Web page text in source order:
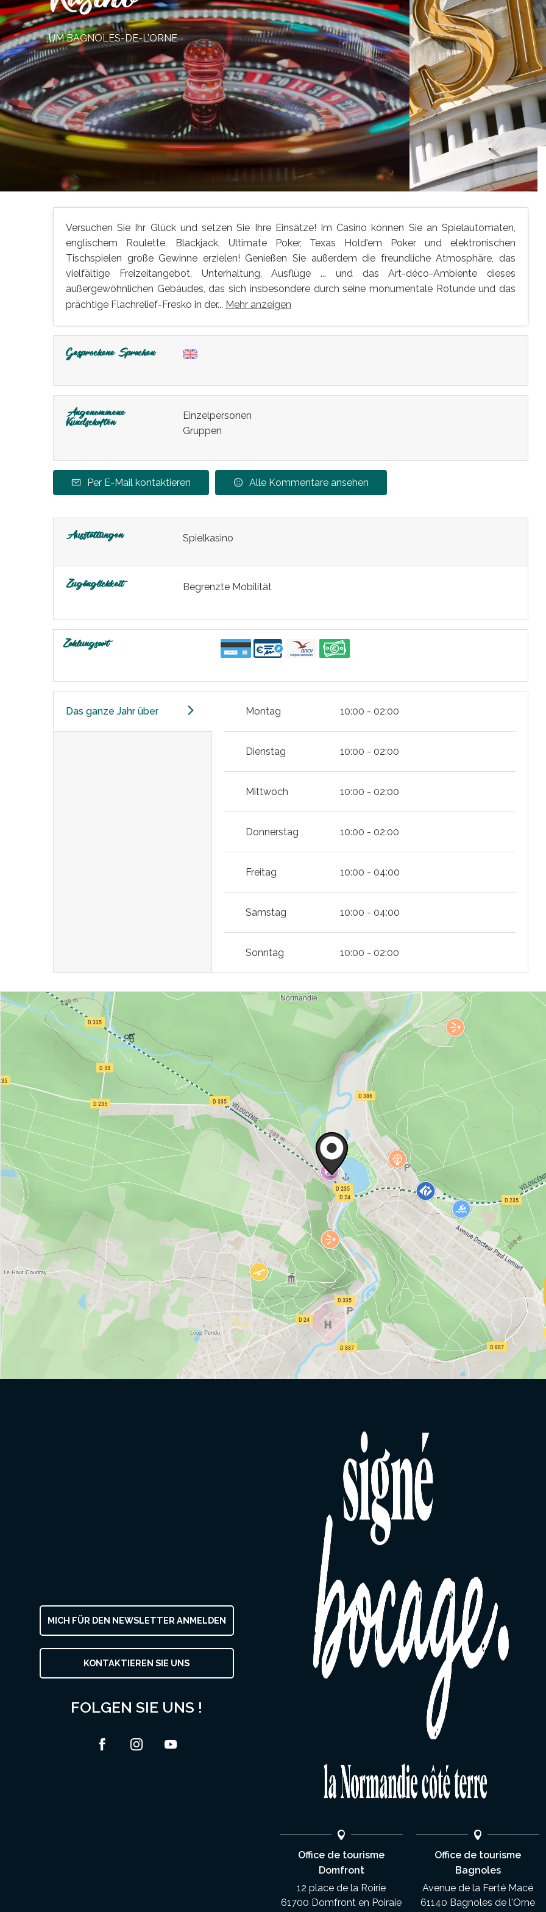
UM BAGNOLES-DE-L'ORNE
Versuchen Sie Ihr Glück und setzen Sie Ihre Einsätze! Im Casino können Sie an Spielautomaten,
englischem Roulette, Blackjack, Ultimate Poker, Texas Hold'em Poker und elektronischen
Tischspielen große Gewinne erzielen! Genießen Sie außerdem die freundliche Atmosphäre, das
vielfältige Freizeitangebot, Unterhaltung, Ausflüge ... und das Art-déco-Ambiente dieses
außergewöhnlichen Gebäudes, das sich insbesondere durch seine monumentale Rotunde und das
prächtige Flachrelief-Fresko in der... Mehr anzeigen
Gesprochene Sprachen
Angenommene
Kundschaften
Einzelpersonen
Gruppen
Per E-Mail kontaktieren Alle Kommentare ansehen
Ausstattungen Spielkasino
Zugänglichkeit Begrenzte Mobilität
Zahlungsart
Das ganze Jahr über Montag 10:00 - 02:00
Dienstag 10:00 - 02:00
Mittwoch 10:00 - 02:00
Donnerstag 10:00 - 02:00
Freitag 10:00 - 04:00
Samstag 10:00 - 04:00
Sonntag 10:00 - 02:00
MICH FÜR DEN NEWSLETTER ANMELDEN
KONTAKTIEREN SIE UNS
FOLGEN SIE UNS !
Office de tourisme
Domfront
12 place de la Roirie
61700 Domfront en Poiraie
Office de tourisme
Bagnoles
Avenue de la Ferté Macé
61140 Bagnoles de l'Orne